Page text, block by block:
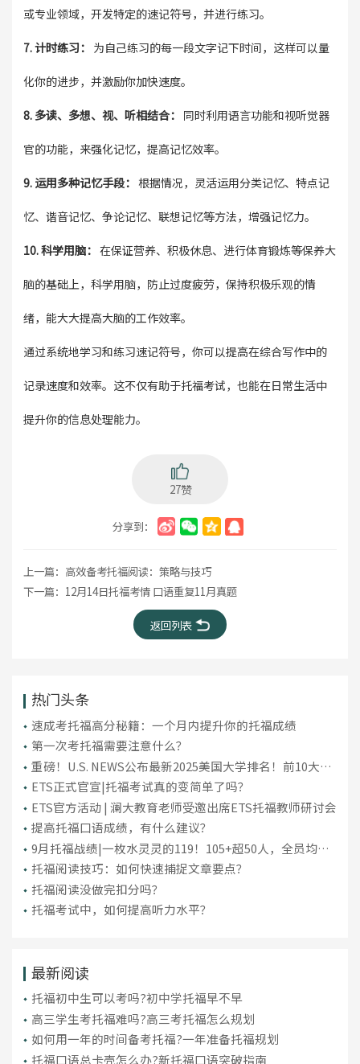
或专业领域，开发特定的速记符号，并进行练习。
7. 计时练习： 为自己练习的每一段文字记下时间，这样可以量
化你的进步，并激励你加快速度。
8. 多读、多想、视、听相结合： 同时利用语言功能和视听觉器
官的功能，来强化记忆，提高记忆效率。
9. 运用多种记忆手段： 根据情况，灵活运用分类记忆、特点记
忆、谐音记忆、争论记忆、联想记忆等方法，增强记忆力。
10. 科学用脑： 在保证营养、积极休息、进行体育锻炼等保养大
脑的基础上，科学用脑，防止过度疲劳，保持积极乐观的情
绪，能大大提高大脑的工作效率。
通过系统地学习和练习速记符号，你可以提高在综合写作中的
记录速度和效率。这不仅有助于托福考试，也能在日常生活中
提升你的信息处理能力。
27赞
分享到：
上一篇： ​高效备考托福阅读：策略与技巧
下一篇： 12月14日托福考情 口语重复11月真题
返回列表
热门头条
​速成考托福高分秘籍：一个月内提升你的托福成绩
第一次考托福需要注意什么？
重磅！U.S. NEWS公布最新2025美国大学排名！前10大洗
牌，纽大重回TOP30！
ETS正式官宣|托福考试真的变简单了吗？
ETS官方活动 | 澜大教育老师受邀出席ETS托福教师研讨会
提高托福口语成绩，有什么建议？
9月托福战绩|一枚水灵灵的119！105+超50人，全员均分
破百！
托福阅读技巧：如何快速捕捉文章要点？
托福阅读没做完扣分吗？
托福考试中，如何提高听力水平？
最新阅读
托福初中生可以考吗?初中学托福早不早
高三学生考托福难吗?高三考托福怎么规划
如何用一年的时间备考托福?一年准备托福规划
托福口语总卡壳怎么办?新托福口语突破指南